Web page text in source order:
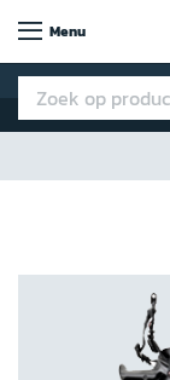
Menu